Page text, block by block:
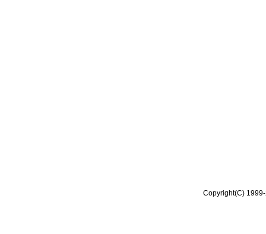
Copyright(C)